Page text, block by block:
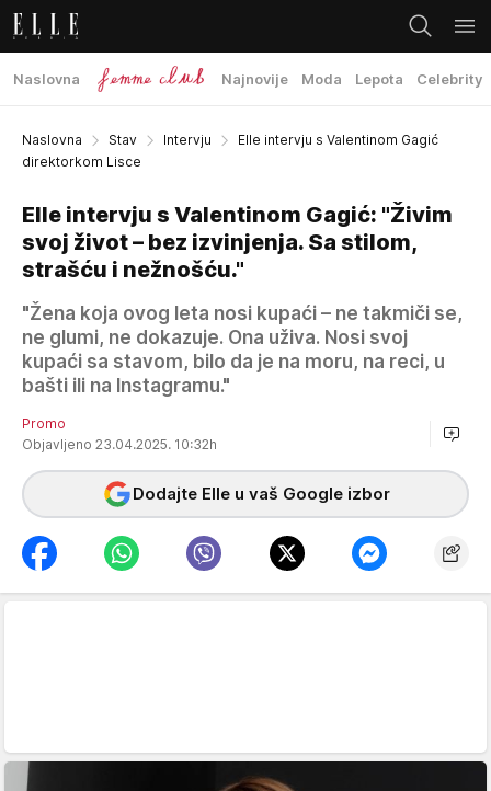
Naslovna Najnovije Moda Lepota Celebrity
Naslovna Stav Intervju
Elle intervju s Valentinom Gagić
direktorkom Lisce
Elle intervju s Valentinom Gagić: "Živim
svoj život – bez izvinjenja. Sa stilom,
strašću i nežnošću."
"Žena koja ovog leta nosi kupaći – ne takmiči se,
ne glumi, ne dokazuje. Ona uživa. Nosi svoj
kupaći sa stavom, bilo da je na moru, na reci, u
bašti ili na Instagramu."
Promo
Objavljeno 23.04.2025. 10:32h
Dodajte Elle u vaš Google izbor